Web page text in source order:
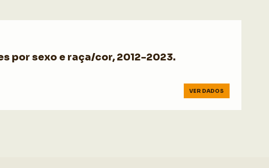
por sexo e raça/cor, 2012-2023.
VER DADOS